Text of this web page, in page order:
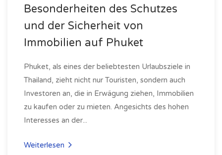
Besonderheiten des Schutzes
und der Sicherheit von
Immobilien auf Phuket
Phuket, als eines der beliebtesten Urlaubsziele in
Thailand, zieht nicht nur Touristen, sondern auch
Investoren an, die in Erwägung ziehen, Immobilien
zu kaufen oder zu mieten. Angesichts des hohen
Interesses an der...
Weiterlesen